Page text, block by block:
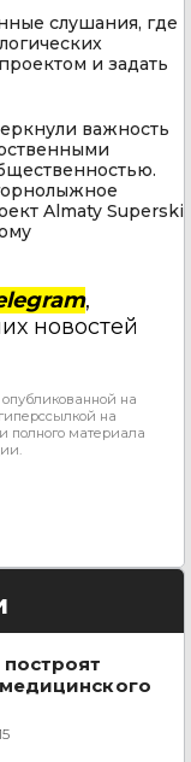
слушания, где
и задать
важность
Almaty Superski
,
новостей
опубликованной на
на
полного материала